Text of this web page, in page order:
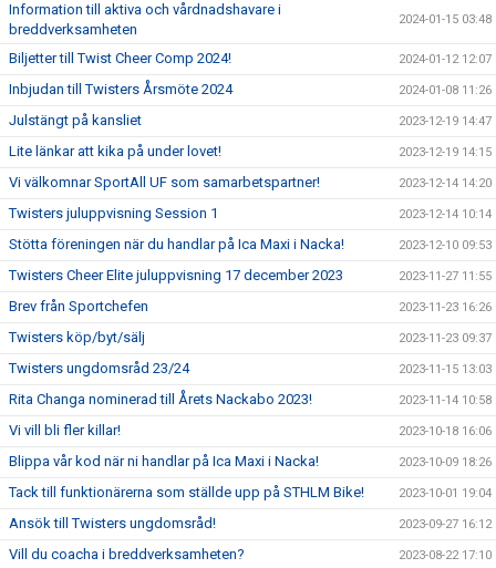
Information till aktiva och vårdnadshavare i
breddverksamheten
2024-01-15 03:48
Biljetter till Twist Cheer Comp 2024! 2024-01-12 12:07
Inbjudan till Twisters Årsmöte 2024 2024-01-08 11:26
Julstängt på kansliet 2023-12-19 14:47
Lite länkar att kika på under lovet! 2023-12-19 14:15
Vi välkomnar SportAll UF som samarbetspartner! 2023-12-14 14:20
Twisters juluppvisning Session 1 2023-12-14 10:14
Stötta föreningen när du handlar på Ica Maxi i Nacka! 2023-12-10 09:53
Twisters Cheer Elite juluppvisning 17 december 2023 2023-11-27 11:55
Brev från Sportchefen 2023-11-23 16:26
Twisters köp/byt/sälj 2023-11-23 09:37
Twisters ungdomsråd 23/24 2023-11-15 13:03
Rita Changa nominerad till Årets Nackabo 2023! 2023-11-14 10:58
Vi vill bli fler killar! 2023-10-18 16:06
Blippa vår kod när ni handlar på Ica Maxi i Nacka! 2023-10-09 18:26
Tack till funktionärerna som ställde upp på STHLM Bike! 2023-10-01 19:04
Ansök till Twisters ungdomsråd! 2023-09-27 16:12
Vill du coacha i breddverksamheten? 2023-08-22 17:10